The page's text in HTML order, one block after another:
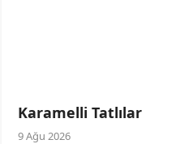
Karamelli Tatlılar
9 Ağu 2026